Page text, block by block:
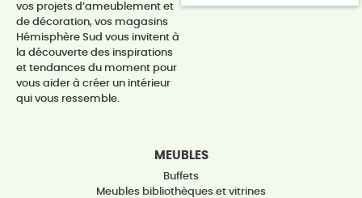
vos projets d’ameublement et
de décoration, vos magasins
Hémisphère Sud vous invitent à
la découverte des inspirations
et tendances du moment pour
vous aider à créer un intérieur
qui vous ressemble.
MEUBLES
Buffets
Meubles bibliothèques et vitrines